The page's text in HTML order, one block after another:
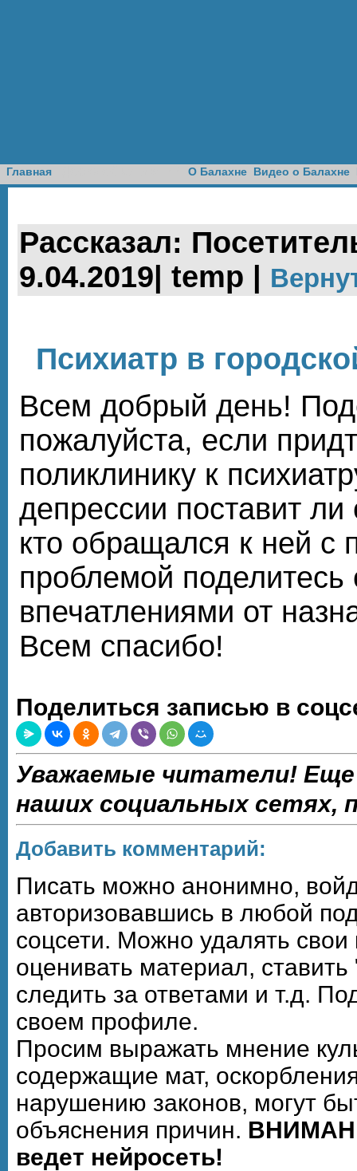
Главная О Балахне Видео о Балахне
Рассказал:
9.04.2019| temp |
Психиатр в
Всем добрый день!
пожалуйста, если
поликлинику к
депрессии поставит
кто обращался к ней с
проблемой поделитесь
впечатлениями от
Всем спасибо!
Поделиться записью в
Уважаемые читатели!
наших социальных сетях,
Добавить комментарий:
Писать можно анонимно,
авторизовавшись в любой
соцсети. Можно удалять
оценивать материал, ставить
следить за ответами и т.д.
своем профиле.
Просим выражать мнение
содержащие мат,
нарушению законов, могут
объяснения причин.
ведет нейросеть!